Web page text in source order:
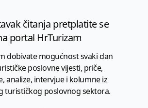
čitanja pretplatite se
portal HrTurizam
dobivate mogućnost svaki dan
poslovne vijesti, priče,
analize, intervjue i kolumne iz
turističkog poslovnog sektora.